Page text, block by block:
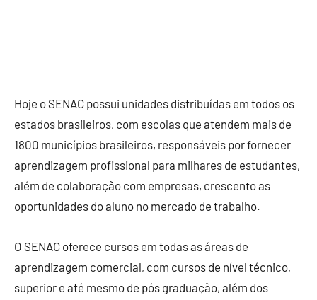
Hoje o SENAC possui unidades distribuídas em todos os
estados brasileiros, com escolas que atendem mais de
1800 municípios brasileiros, responsáveis por fornecer
aprendizagem profissional para milhares de estudantes,
além de colaboração com empresas, crescento as
oportunidades do aluno no mercado de trabalho.
O SENAC oferece cursos em todas as áreas de
aprendizagem comercial, com cursos de nível técnico,
superior e até mesmo de pós graduação, além dos